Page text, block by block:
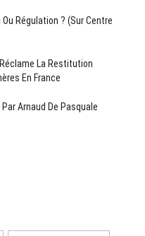
Régulation ? (Sur Centre
La Restitution
En France
Arnaud De Pasquale